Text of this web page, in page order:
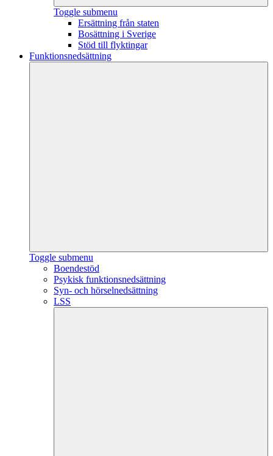
Toggle submenu
Ersättning från staten
Bosättning i Sverige
Stöd till flyktingar
Funktionsnedsättning
Toggle submenu
Boendestöd
Psykisk funktionsnedsättning
Syn- och hörselnedsättning
LSS